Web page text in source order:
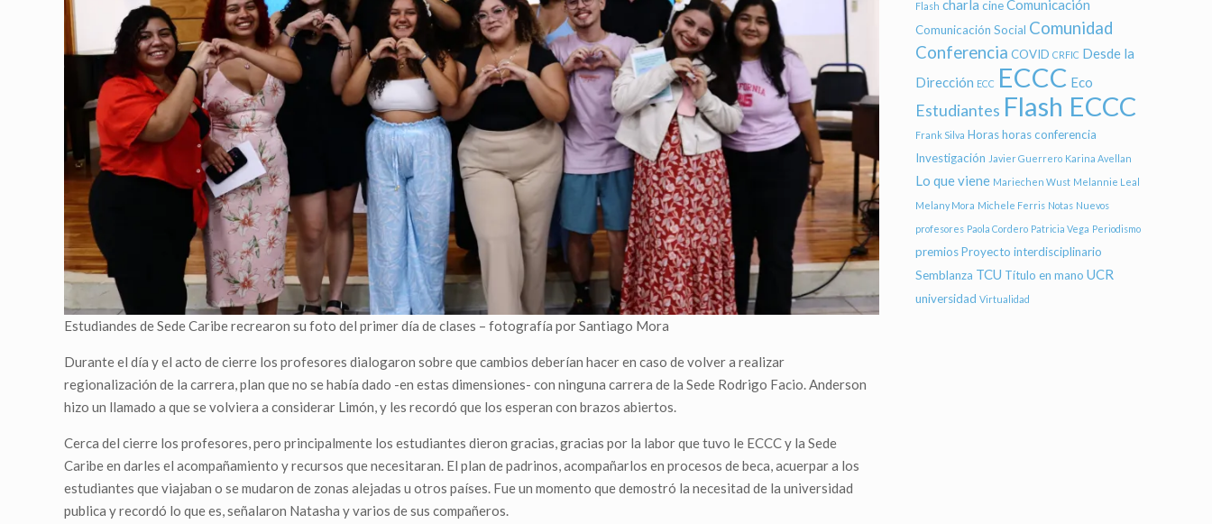
Estudiandes de Sede Caribe recrearon su foto del primer día de clases – fotografía por Santiago Mora
Durante el día y el acto de cierre los profesores dialogaron sobre que cambios deberían hacer en caso de volver a realizar
regionalización de la carrera, plan que no se había dado -en estas dimensiones- con ninguna carrera de la Sede Rodrigo Facio. Anderson
hizo un llamado a que se volviera a considerar Limón, y les recordó que los esperan con brazos abiertos.
Cerca del cierre los profesores, pero principalmente los estudiantes dieron gracias, gracias por la labor que tuvo le ECCC y la Sede
Caribe en darles el acompañamiento y recursos que necesitaran. El plan de padrinos, acompañarlos en procesos de beca, acuerpar a los
estudiantes que viajaban o se mudaron de zonas alejadas u otros países. Fue un momento que demostró la necesitad de la universidad
publica y recordó lo que es, señalaron Natasha y varios de sus compañeros.
Flash charla cine Comunicación
Comunicación Social Comunidad
Conferencia COVID CRFIC Desde la
Dirección ECC ECCC Eco
Estudiantes Flash ECCC
Frank Silva Horas horas conferencia
Investigación Javier Guerrero Karina Avellan
Lo que viene Mariechen Wust Melannie Leal
Melany Mora Michele Ferris Notas Nuevos
profesores Paola Cordero Patricia Vega Periodismo
premios Proyecto interdisciplinario
Semblanza TCU Título en mano UCR
universidad Virtualidad